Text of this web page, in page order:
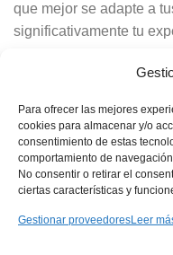
Para ofrecer las mejores
cookies para almacenar y/o
consentimiento de estas
comportamiento de
No consentir o retirar el
ciertas características y
Gestionar proveedoresLeer
que mejor se adapte a
significativamente tu
La clave para
aplicaciones
de tecnología
usuario
Consejos para
Aplicaciones de